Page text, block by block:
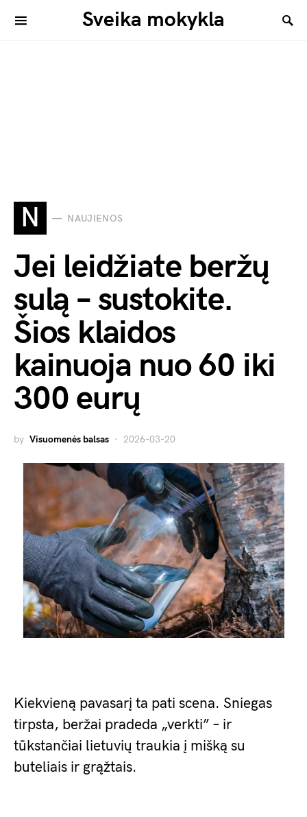
Sveika mokykla
N NAUJIENOS
Jei leidžiate beržų
sulą – sustokite.
Šios klaidos
kainuoja nuo 60 iki
300 eurų
by Visuomenės balsas 2026-03-20
Kiekvieną pavasarį ta pati scena. Sniegas
tirpsta, beržai pradeda „verkti” – ir
tūkstančiai lietuvių traukia į mišką su
buteliais ir grąžtais.